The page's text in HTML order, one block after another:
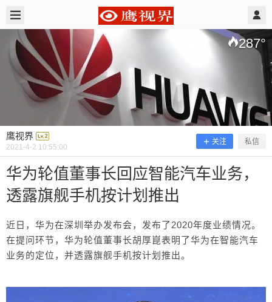
287°
鹰视界
2021-4-2 10:55:00
关注 私信
华为轮值董事长回应智能汽车业务，
透露旗舰手机按计划推出
近日，华为在深圳举办发布会，发布了2020年度业绩情况。
在提问环节，华为轮值董事长胡厚崑表明了华为在智能汽车
业务的定位，并透露旗舰手机按计划推出。
鹰视界 @ 鹰视界 2021/4/02
华为轮值董事长回应智能汽车业务，透
露旗舰手机按计划推出
近日，华为在深圳举办发布会，发布了2020年度业
了华为在智能汽车业务的定位，并透露旗舰手机按